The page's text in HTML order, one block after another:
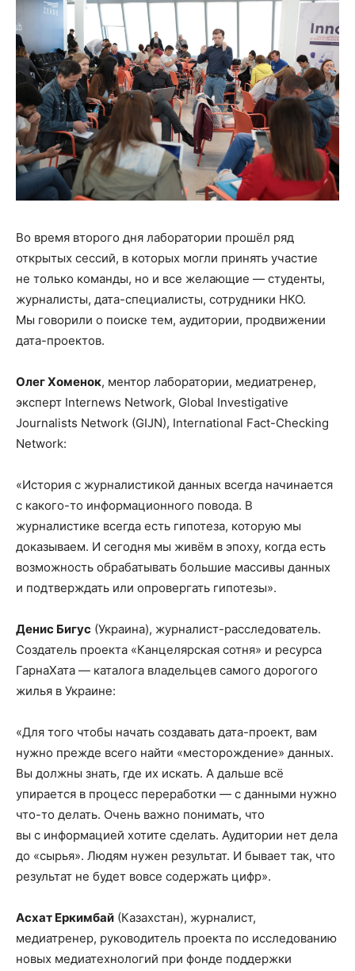
Во время второго дня лаборатории прошёл ряд
открытых сессий, в которых могли принять участие
не только команды, но и все желающие — студенты,
журналисты, дата-специалисты, сотрудники НКО.
Мы говорили о поиске тем, аудитории, продвижении
дата-проектов.
Олег Хоменок, ментор лаборатории, медиатренер,
эксперт Internews Network, Global Investigative
Journalists Network (GIJN), International Fact-Checking
Network:
«История с журналистикой данных всегда начинается
с какого-то информационного повода. В
журналистике всегда есть гипотеза, которую мы
доказываем. И сегодня мы живём в эпоху, когда есть
возможность обрабатывать большие массивы данных
и подтверждать или опровергать гипотезы».
Денис Бигус (Украина), журналист-расследователь.
Создатель проекта «Канцелярская сотня» и ресурса
ГарнаХата — каталога владельцев самого дорогого
жилья в Украине:
«Для того чтобы начать создавать дата-проект, вам
нужно прежде всего найти «месторождение» данных.
Вы должны знать, где их искать. А дальше всё
упирается в процесс переработки — с данными нужно
что-то делать. Очень важно понимать, что
вы с информацией хотите сделать. Аудитории нет дела
до «сырья». Людям нужен результат. И бывает так, что
результат не будет вовсе содержать цифр».
Асхат Еркимбай (Казахстан), журналист,
медиатренер, руководитель проекта по исследованию
новых медиатехнологий при фонде поддержки